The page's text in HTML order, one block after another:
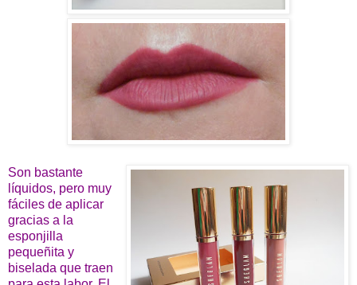
Son bastante
líquidos, pero muy
fáciles de aplicar
gracias a la
esponjilla
pequeñita y
biselada que traen